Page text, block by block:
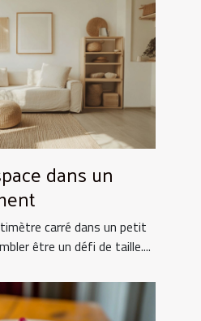
dans un
carré dans un petit
être un défi de taille....